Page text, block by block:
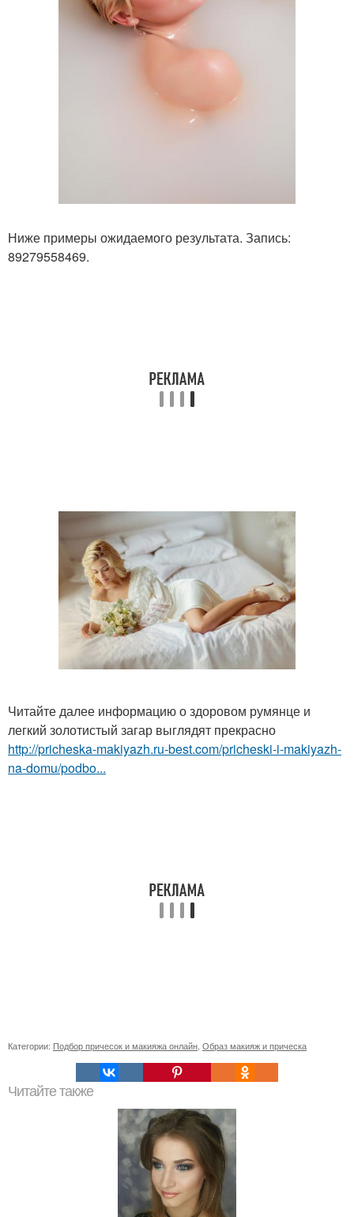
Ниже примеры ожидаемого результата. Запись:
89279558469.
Читайте далее информацию о здоровом румянце и
легкий золотистый загар выглядят прекрасно
http://pricheska-makiyazh.ru-best.com/pricheski-i-makiyazh-
na-domu/podbo...
Категории: Подбор причесок и макияжа онлайн Образ макияж и прическа
Читайте также